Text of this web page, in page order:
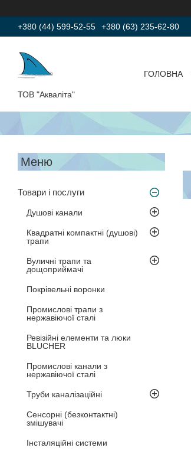
+380 (44) 599-52-55 +380 (63) 235-62-80
ТОВ "Акваліта"
ГОЛОВНА
Товари і послуги
Душові канали
Квадратні компактні (душові)
трапи
Вуличні трапи та
дощоприймачі
Покрівельні воронки
Промислові трапи з
нержавіючої сталі
Ревізійні елементи та люки
BLUCHER
Промислові канали з
нержавіючої сталі
Труби каналізаційні
Сенсорні (безконтактні)
змішувачі
Інсталяційні системи